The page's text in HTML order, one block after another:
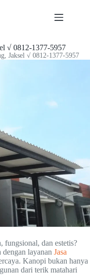
√ 0812-1377-5957
Jaksel √ 0812-1377-5957
fungsional, dan estetis?
layanan Jasa
Kanopi bukan hanya
dari terik matahari